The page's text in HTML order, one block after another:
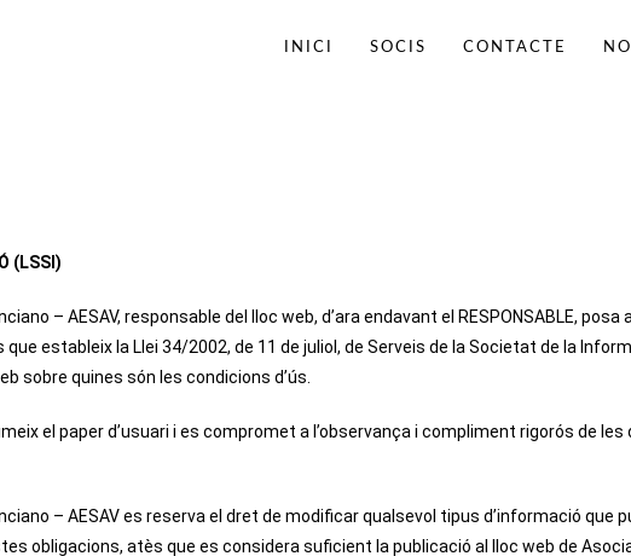
INICI SOCIS CONTACTE
(LSSI)
– AESAV, responsable del lloc web, d’ara endavant el RESPONSABLE,
estableix la Llei 34/2002, de 11 de juliol, de Serveis de la Societat de la
sobre quines són les condicions d’ús.
el paper d’usuari i es compromet a l’observança i compliment rigorós de les
– AESAV es reserva el dret de modificar qualsevol tipus d’informació que
obligacions, atès que es considera suficient la publicació al lloc web de